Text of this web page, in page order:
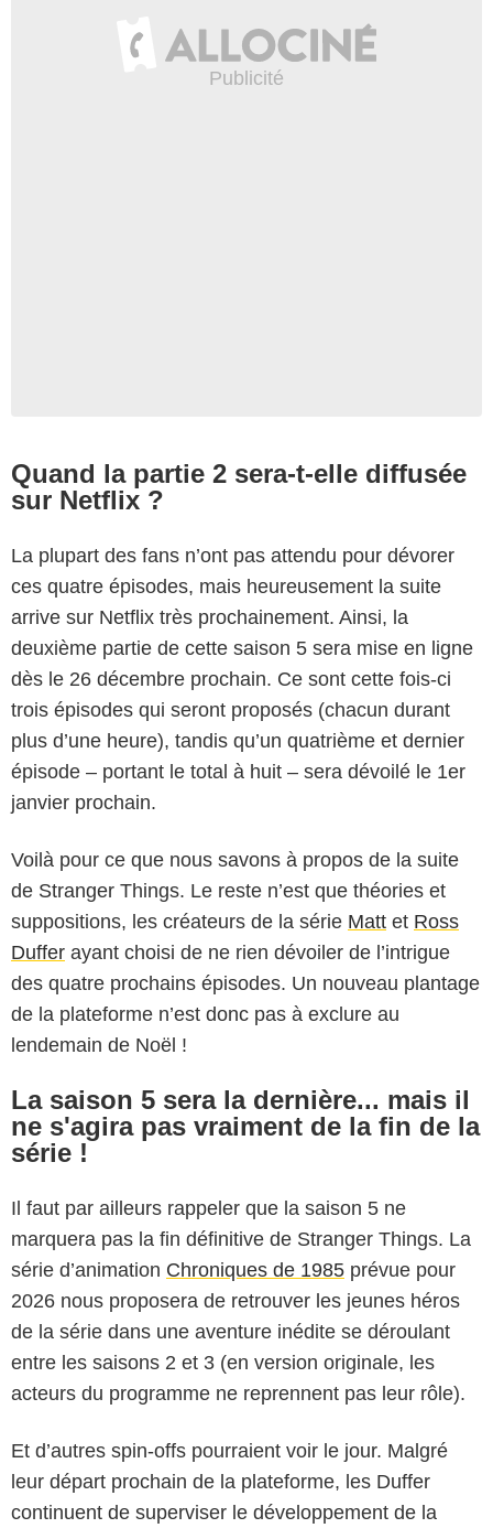
Quand la partie 2 sera-t-elle diffusée
sur Netflix ?
La plupart des fans n’ont pas attendu pour dévorer
ces quatre épisodes, mais heureusement la suite
arrive sur Netflix très prochainement. Ainsi, la
deuxième partie de cette saison 5 sera mise en ligne
dès le 26 décembre prochain. Ce sont cette fois-ci
trois épisodes qui seront proposés (chacun durant
plus d’une heure), tandis qu’un quatrième et dernier
épisode – portant le total à huit – sera dévoilé le 1er
janvier prochain.
Voilà pour ce que nous savons à propos de la suite
de Stranger Things. Le reste n’est que théories et
suppositions, les créateurs de la série Matt et Ross
Duffer ayant choisi de ne rien dévoiler de l’intrigue
des quatre prochains épisodes. Un nouveau plantage
de la plateforme n’est donc pas à exclure au
lendemain de Noël !
La saison 5 sera la dernière... mais il
ne s'agira pas vraiment de la fin de la
série !
Il faut par ailleurs rappeler que la saison 5 ne
marquera pas la fin définitive de Stranger Things. La
série d’animation Chroniques de 1985 prévue pour
2026 nous proposera de retrouver les jeunes héros
de la série dans une aventure inédite se déroulant
entre les saisons 2 et 3 (en version originale, les
acteurs du programme ne reprennent pas leur rôle).
Et d’autres spin-offs pourraient voir le jour. Malgré
leur départ prochain de la plateforme, les Duffer
continuent de superviser le développement de la